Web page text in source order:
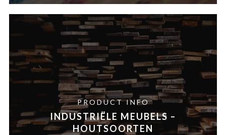
PRODUCT INFO
INDUSTRIËLE MEUBELS –
HOUTSOORTEN